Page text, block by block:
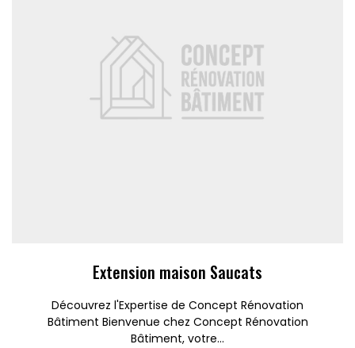
Extension maison Saucats
Découvrez l'Expertise de Concept Rénovation
Bâtiment Bienvenue chez Concept Rénovation
Bâtiment, votre...